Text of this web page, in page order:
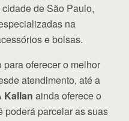
de São Paulo,
na
e bolsas.
oferecer o melhor
atendimento, até a
Kallan ainda oferece o
poderá parcelar as suas